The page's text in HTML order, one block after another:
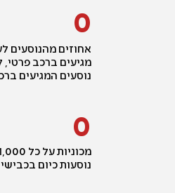
0
אחוזים מהנוסעים
נוסעים המגיעים
0
נוסעות כיום